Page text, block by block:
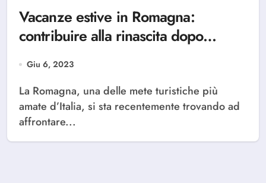
Vacanze estive in Romagna:
contribuire alla rinascita dopo
Giu 6, 2023
La Romagna, una delle mete turistiche più
amate d’Italia, si sta recentemente trovando ad
affrontare...